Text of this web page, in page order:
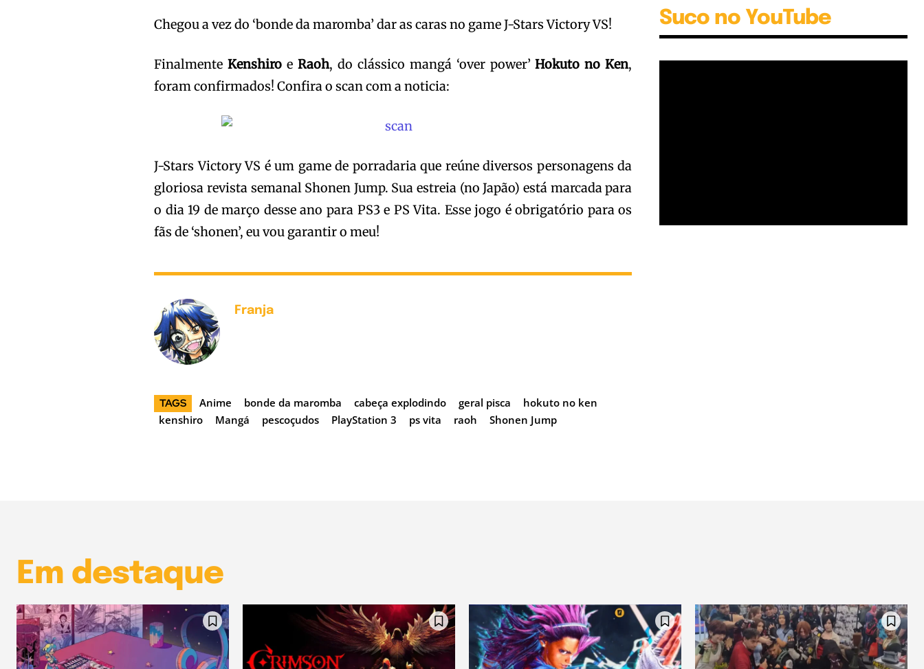
Chegou a vez do ‘bonde da maromba’ dar as caras no game J-Stars Victory VS!
FinalmenteKenshiroe Raoh, do clássico mangá ‘over power’Hokuto no Ken,
foram confirmados! Confira o scan com a noticia:
J-Stars Victory VS é um game de porradaria que reúne diversos personagens da
gloriosa revista semanal Shonen Jump. Sua estreia (no Japão) está marcada para
o dia 19 de março desse ano para PS3 e PS Vita. Esse jogo é obrigatório para os
fãs de ‘shonen’, eu vou garantir o meu!
Franja
TAGS Anime bonde da maromba cabeça explodindo geral pisca
hokuto no ken
kenshiro
Mangá pescoçudos PlayStation 3 ps vita raoh Shonen Jump
Suco no YouTube
Em destaque